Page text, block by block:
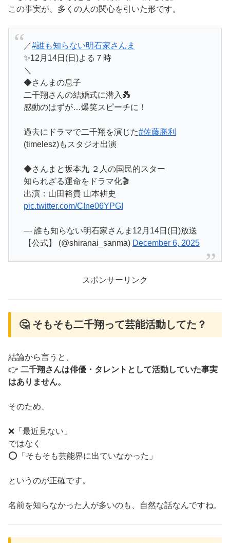
この事実が、多くの人の関心を引いた形です。
／#誰も知らない明石家さんま
✨12月14日(日)よる７時
＼
◆さんまの息子
二千翔さんの結婚式に潜入💑
感動のはずが…爆笑スピーチに！
過去にドラマで二千翔を演じた#佐藤勝利
(timelesz)もスタジオ出演
◆さんまと坂本九 ２人の国民的スター
知られざる運命をドラマ化🎬
出演：山田裕貴 山本耕史
pic.twitter.com/CIne06YPGI
— 誰も知らない明石家さんま12月14日(日)放送
【公式】 (@shiranai_sanma) December 6, 2025
スポンサーリンク
🤔 そもそも二千翔って芸能活動してた？
結論から言うと、
👉 二千翔さんは俳優・タレントとして活動していた事実
はありません。
そのため、
❌「最近見ない」
ではなく
⭕「そもそも芸能界に出ていなかった」
というのが正確です。
名前を知らなかった人が多いのも、自然な話なんですね。